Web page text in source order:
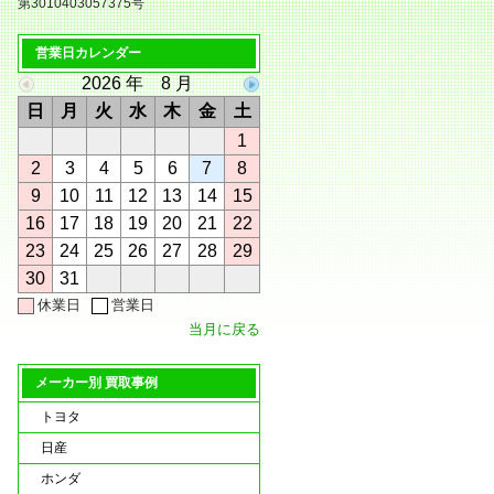
第3010403057375号
営業日カレンダー
2026 年 8 月
日
月 火 水 木 金
土
1
2
3 4 5 6 7
8
9
10 11 12 13 14
15
16
17 18 19 20 21
22
23
24 25 26 27 28
29
30
31
休業日
営業日
当月に戻る
メーカー別 買取事例
トヨタ
日産
ホンダ